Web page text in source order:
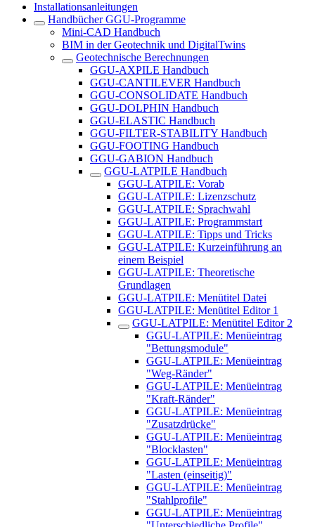
Installationsanleitungen
Handbücher GGU-Programme
Mini-CAD Handbuch
BIM in der Geotechnik und DigitalTwins
Geotechnische Berechnungen
GGU-AXPILE Handbuch
GGU-CANTILEVER Handbuch
GGU-CONSOLIDATE Handbuch
GGU-DOLPHIN Handbuch
GGU-ELASTIC Handbuch
GGU-FILTER-STABILITY Handbuch
GGU-FOOTING Handbuch
GGU-GABION Handbuch
GGU-LATPILE Handbuch
GGU-LATPILE: Vorab
GGU-LATPILE: Lizenzschutz
GGU-LATPILE: Sprachwahl
GGU-LATPILE: Programmstart
GGU-LATPILE: Tipps und Tricks
GGU-LATPILE: Kurzeinführung an
einem Beispiel
GGU-LATPILE: Theoretische
Grundlagen
GGU-LATPILE: Menütitel Datei
GGU-LATPILE: Menütitel Editor 1
GGU-LATPILE: Menütitel Editor 2
GGU-LATPILE: Menüeintrag
"Bettungsmodule"
GGU-LATPILE: Menüeintrag
"Weg-Ränder"
GGU-LATPILE: Menüeintrag
"Kraft-Ränder"
GGU-LATPILE: Menüeintrag
"Zusatzdrücke"
GGU-LATPILE: Menüeintrag
"Blocklasten"
GGU-LATPILE: Menüeintrag
"Lasten (einseitig)"
GGU-LATPILE: Menüeintrag
"Stahlprofile"
GGU-LATPILE: Menüeintrag